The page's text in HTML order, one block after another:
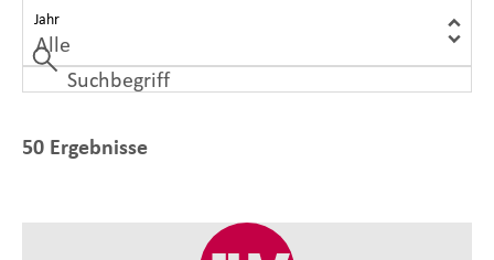
Jahr
50 Ergebnisse